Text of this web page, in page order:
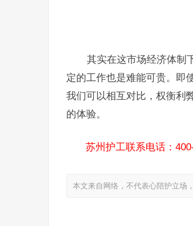
其实在这市场经济体制下
定的工作也是难能可贵。即
我们可以相互对比，权衡利
的体验。
苏州护工联系电话：
本文来自网络，不代表心陪护立场